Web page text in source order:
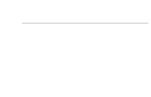
12V à 24V AC/DC, 999